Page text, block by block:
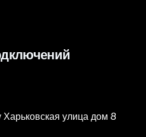
улица дом 8